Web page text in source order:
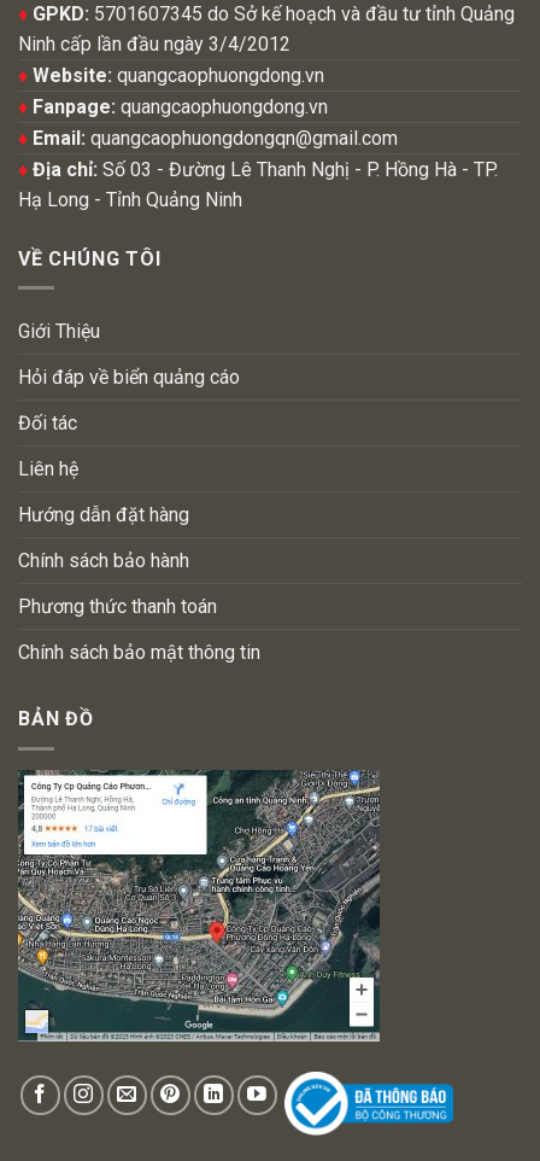
♦ GPKD: 5701607345 do Sở kế hoạch và đầu tư tỉnh Quảng
Ninh cấp lần đầu ngày 3/4/2012
♦ Website: quangcaophuongdong.vn
♦ Fanpage: quangcaophuongdong.vn
♦ Email: quangcaophuongdongqn@gmail.com
♦ Địa chỉ: Số 03 - Đường Lê Thanh Nghị - P. Hồng Hà - TP.
Hạ Long - Tỉnh Quảng Ninh
VỀ CHÚNG TÔI
Giới Thiệu
Hỏi đáp về biển quảng cáo
Đối tác
Liên hệ
Hướng dẫn đặt hàng
Chính sách bảo hành
Phương thức thanh toán
Chính sách bảo mật thông tin
BẢN ĐỒ